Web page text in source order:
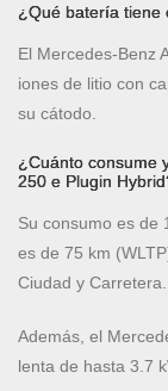
¿Qué batería tiene
El Mercedes-Benz
iones de litio con
su cátodo.
¿Cuánto consume
250 e Plugin
Su consumo es de
es de 75 km
Ciudad y Carretera.
Además, el
lenta de hasta 3.7